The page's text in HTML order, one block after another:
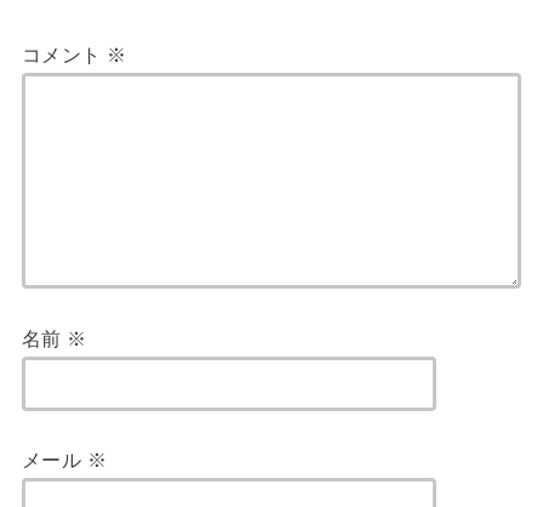
コメント ※
名前 ※
メール ※